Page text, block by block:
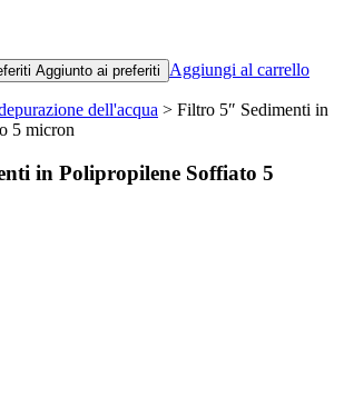
Aggiunto ai preferiti Aggiungi al carrello
dell'acqua > Filtro 5″ Sedimenti in
5 micron
in Polipropilene Soffiato 5